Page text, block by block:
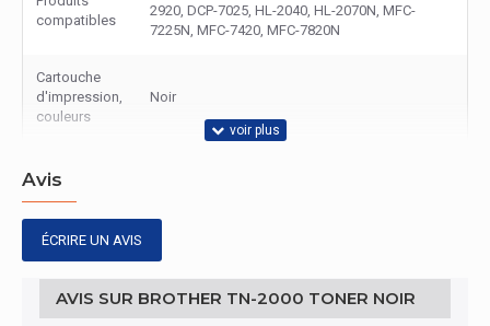
compatibles
2920, DCP-7025, HL-2040, HL-2070N, MFC-
7225N, MFC-7420, MFC-7820N
Cartouche
d'impression,
couleurs
Noir
Avis
ÉCRIRE UN AVIS
AVIS SUR BROTHER TN-2000 TONER NOIR